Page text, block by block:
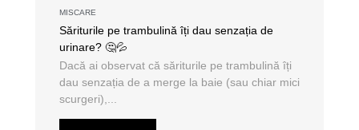
MISCARE
Săriturile pe trambulină îți dau senzația de
urinare? 🤔💦
Dacă ai observat că săriturile pe trambulină îți
dau senzația de a merge la baie (sau chiar mici
scurgeri),...